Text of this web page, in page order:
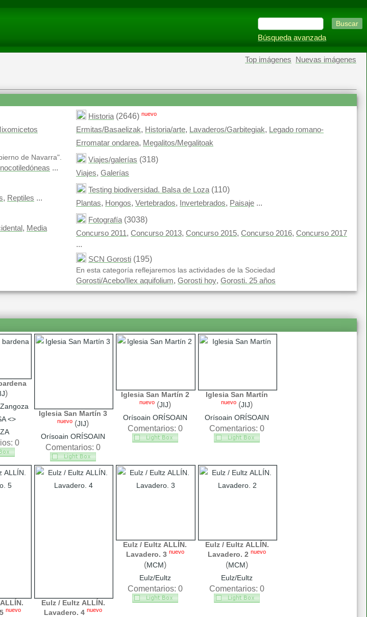
Búsqueda avanzada
Top imágenes Nuevas imágenes
de Navarra".
...
, Reptiles ...
, Media
Historia (2646) nuevo
Ermitas/Basaelizak, Historia/arte, Lavaderos/Garbitegiak,
Legado romano-
Erromatar ondarea, Megalitos/Megalitoak
Viajes/galerías (318)
Viajes, Galerías
Testing biodiversidad. Balsa de Loza (110)
Plantas, Hongos, Vertebrados, Invertebrados, Paisaje ...
Fotografía (3038)
Concurso 2011 , Concurso 2013, Concurso 2015, Concurso 2016, Concurso 2017
...
SCN Gorosti (195)
En esta categoría reflejaremos las actividades de la Sociedad
Gorosti/Acebo/Ilex aquifolium, Gorosti hoy, Gorosti. 25 años
)
<>
0
Iglesia San Martín 3
nuevo (JIJ)
Orísoain ORÍSOAIN
Comentarios: 0
Iglesia San Martín 2
nuevo(JIJ)
Orísoain ORÍSOAIN
Comentarios: 0
Iglesia San Martín
nuevo (JIJ)
Orísoain ORÍSOAIN
Comentarios: 0
nuevo
Eulz / Eultz ALLÍN.
Lavadero. 4 nuevo
Eulz / Eultz ALLÍN.
Lavadero. 3 nuevo
(MCM)
Eulz/Eultz
Comentarios: 0
Eulz / Eultz ALLÍN.
Lavadero. 2 nuevo
(MCM)
Eulz/Eultz
Comentarios: 0